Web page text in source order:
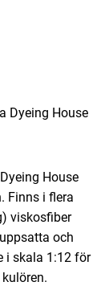
Dyeing House
House
Finns i flera
viskosfiber
och
i skala 1:12 för